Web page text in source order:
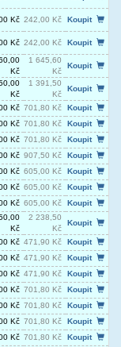
Kč 242,00 Kč
Koupit
Kč 242,00 Kč Koupit
Kč
1 645,60
Kč
Koupit
Kč
1 391,50
Kč
Koupit
Kč 701,80 Kč
Koupit
Kč 701,80 Kč
Koupit
Kč 701,80 Kč
Koupit
Kč 907,50 Kč
Koupit
Kč 605,00 Kč
Koupit
Kč 605,00 Kč
Koupit
Kč 605,00 Kč Koupit
Kč
2 238,50
Kč
Koupit
Kč 471,90 Kč
Koupit
Kč 471,90 Kč
Koupit
Kč 471,90 Kč
Koupit
Kč 701,80 Kč
Koupit
Kč 701,80 Kč
Koupit
Kč 701,80 Kč
Koupit
Kč 701,80 Kč
Koupit